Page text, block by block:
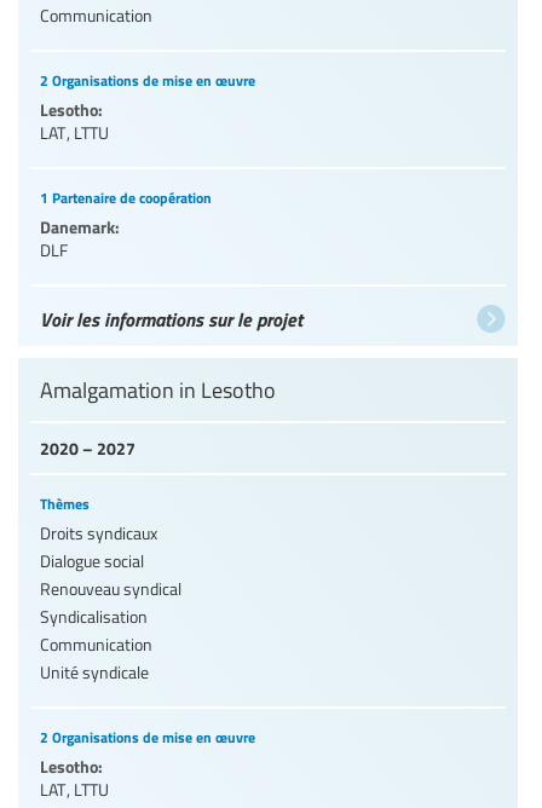
Communication
2 Organisations de mise en œuvre
Lesotho:
LAT, LTTU
1 Partenaire de coopération
Danemark:
DLF
Voir les informations sur le projet
2020 – 2027
Amalgamation in Lesotho
Thèmes
Droits syndicaux
Dialogue social
Renouveau syndical
Syndicalisation
Communication
Unité syndicale
2 Organisations de mise en œuvre
Lesotho:
LAT, LTTU